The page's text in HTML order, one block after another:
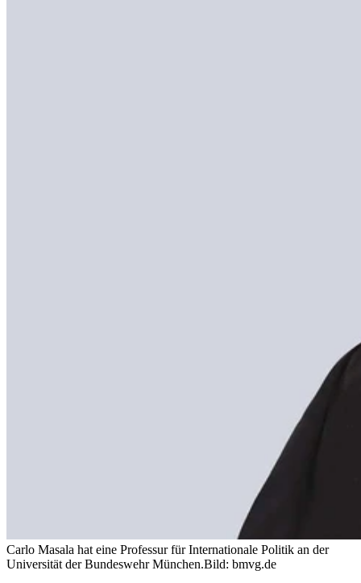
Carlo Masala hat eine Professur für Internationale Politik an der
Universität der Bundeswehr München.Bild: bmvg.de